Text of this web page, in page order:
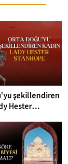
şekillendiren
Hester